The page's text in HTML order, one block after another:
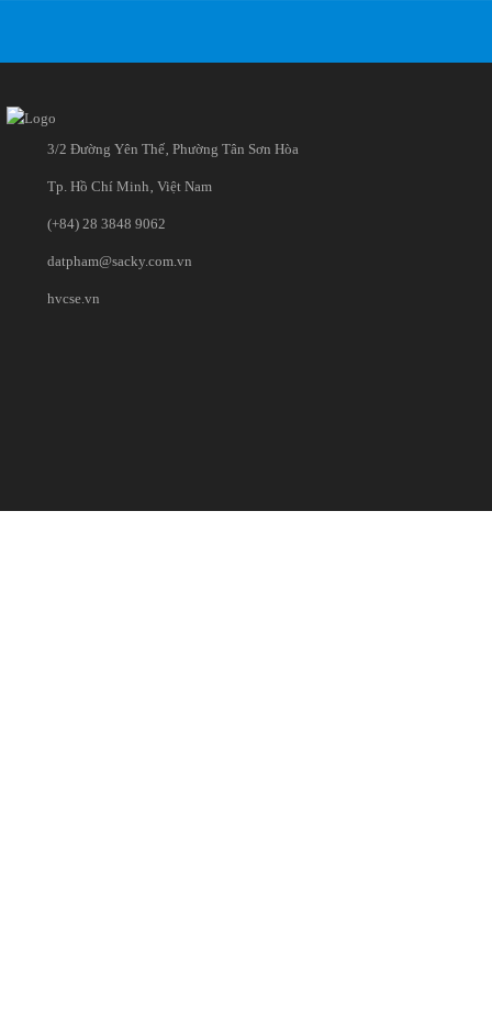
3/2 Đường Yên Thế‚ Phường Tân Sơn Hòa
Tp. Hồ Chí Minh‚ Việt Nam
(+84) 28 3848 9062
datpham@sacky.com.vn
hvcse.vn